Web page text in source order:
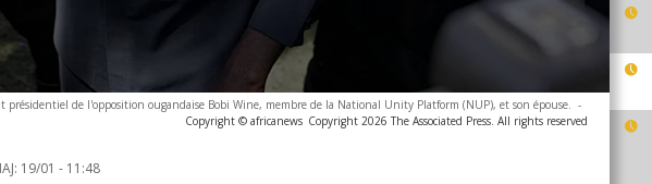
présidentiel de l'opposition ougandaise Bobi Wine, membre de la National Unity Platform (NUP), et son épouse. -
Copyright © africanews Copyright 2026 The Associated Press. All rights reserved
19/01 - 11:48